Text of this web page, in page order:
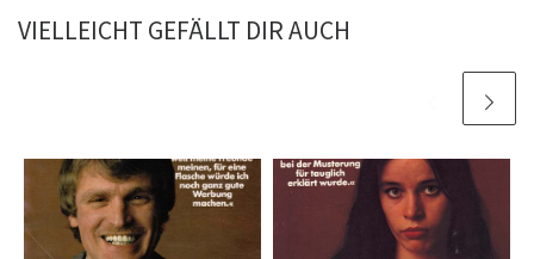
VIELLEICHT GEFÄLLT DIR AUCH